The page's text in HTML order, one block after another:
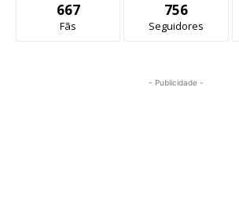
667
Fãs
756
Seguidores
- Publicidade -